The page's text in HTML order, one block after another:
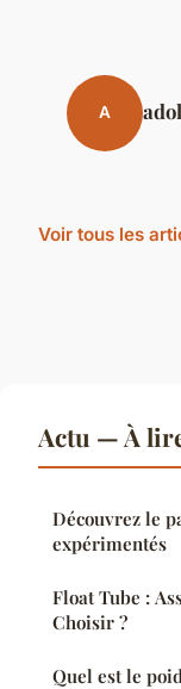
A
Voir tous les
Actu — À
Découvrez le
expérimentés
Float Tube :
Choisir ?
Quel est le